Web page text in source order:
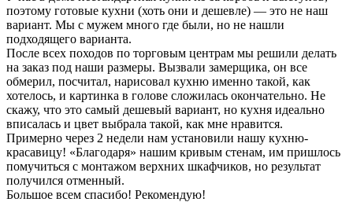
поэтому готовые кухни (хоть они и дешевле) — это не наш
вариант. Мы с мужем много где были, но не нашли
подходящего варианта.
После всех походов по торговым центрам мы решили делать
на заказ под наши размеры. Вызвали замерщика, он все
обмерил, посчитал, нарисовал кухню именно такой, как
хотелось, и картинка в голове сложилась окончательно. Не
скажу, что это самый дешевый вариант, но кухня идеально
вписалась и цвет выбрала такой, как мне нравится.
Примерно через 2 недели нам установили нашу кухню-
красавицу! «Благодаря» нашим кривым стенам, им пришлось
помучиться с монтажом верхних шкафчиков, но результат
получился отменный.
Большое всем спасибо! Рекомендую!